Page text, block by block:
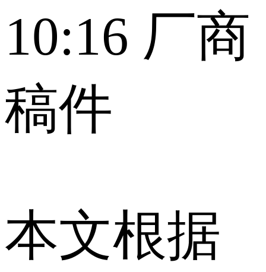
10:16 厂商
稿件
本文根据